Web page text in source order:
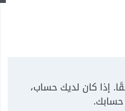
إذا كان لديك حساب،
حسابك.